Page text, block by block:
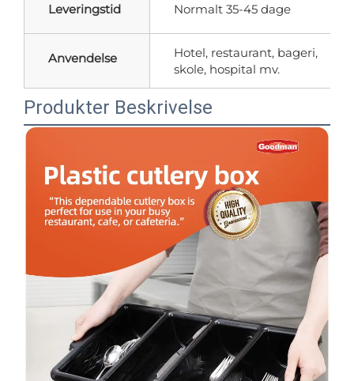
Leveringstid Normalt 35-45 dage
Anvendelse
Hotel, restaurant, bageri,
skole, hospital mv.
Produkter Beskrivelse